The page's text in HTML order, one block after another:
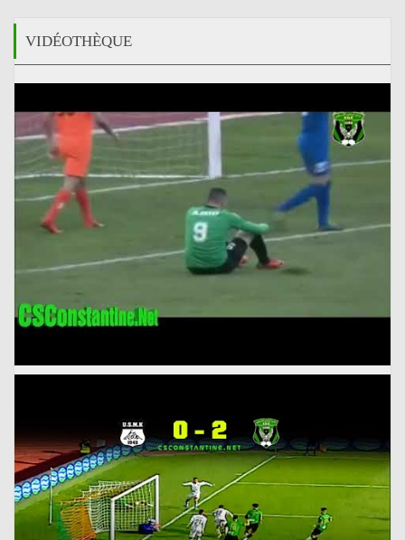
VIDÉOTHÈQUE